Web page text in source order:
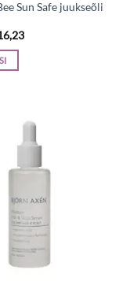
Sun Safe juukseõli
Current